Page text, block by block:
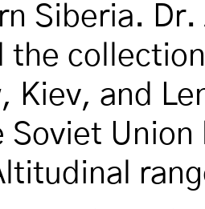
Siberia.
the
Kiev, and
Soviet